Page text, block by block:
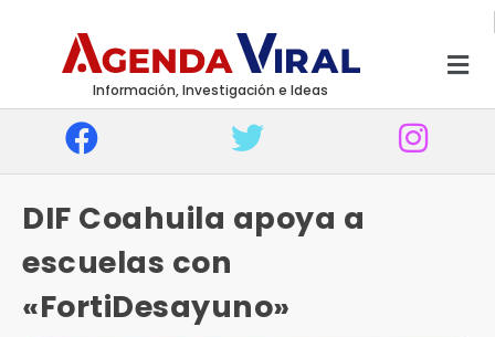
Información, Investigación e Ideas
DIF Coahuila apoya a
escuelas con
«FortiDesayuno»